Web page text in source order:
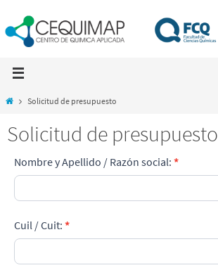
to
content
HomeSolicitud de presupuesto
Solicitud de presupuesto
Solicitud
de
presupuesto
Nombre y Apellido / Razón social: *
Cuil / Cuit: *